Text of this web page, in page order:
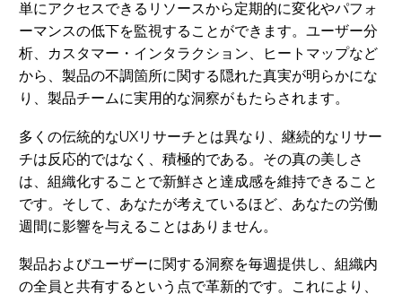
単にアクセスできるリソースから定期的に変化やパフォ
ーマンスの低下を監視することができます。ユーザー分
析、カスタマー・インタラクション、ヒートマップなど
から、製品の不調箇所に関する隠れた真実が明らかにな
り、製品チームに実用的な洞察がもたらされます。
多くの伝統的なUXリサーチとは異なり、継続的なリサー
チは反応的ではなく、積極的である。その真の美しさ
は、組織化することで新鮮さと達成感を維持できること
です。そして、あなたが考えているほど、あなたの労働
週間に影響を与えることはありません。
製品およびユーザーに関する洞察を毎週提供し、組織内
の全員と共有するという点で革新的です。これにより、